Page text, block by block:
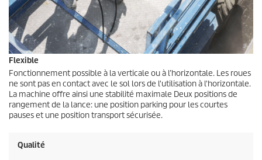
Flexible
Fonctionnement possible à la verticale ou à l’horizontale. Les roues
ne sont pas en contact avec le sol lors de l'utilisation à l'horizontale.
La machine offre ainsi une stabilité maximale Deux positions de
rangement de la lance: une position parking pour les courtes
pauses et une position transport sécurisée.
Qualité